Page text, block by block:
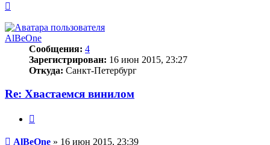
началу
AlBeOne
Сообщения: 4
Зарегистрирован: 16 июн 2015, 23:27
Откуда: Санкт-Петербург
Re: Хвастаемся винилом
Сообщение
AlBeOne » 16 июн 2015, 23:39